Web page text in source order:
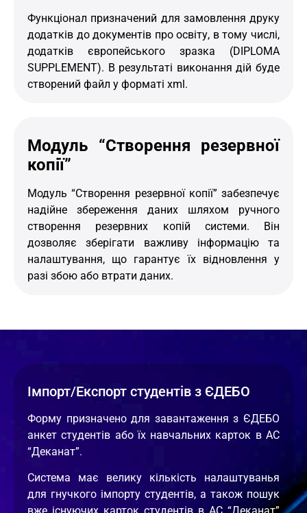
Функціонал призначений для замовлення друку
додатків до документів про освіту, в тому числі,
додатків європейського зразка (DIPLOMA
SUPPLEMENT). В результаті виконання дій буде
створений файл у форматі xml.
Модуль “Створення резервної
копії”
Модуль “Створення резервної копії” забезпечує
надійне збереження даних шляхом ручного
створення резервних копій системи. Він
дозволяє зберігати важливу інформацію та
налаштування, що гарантує їх відновлення у
разі збою або втрати даних.
Імпорт/Експорт студентів з ЄДЕБО
Форму призначено для завантаження з ЄДЕБО
анкет студентів або їх навчальних карток в АС
“Деканат”.
Система має велику кількість налаштуванья
для гнучкого імпорту студентів, а також пошук